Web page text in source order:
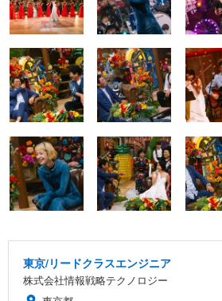
東京/リードクラスエンジニア
株式会社情報戦略テクノロジー